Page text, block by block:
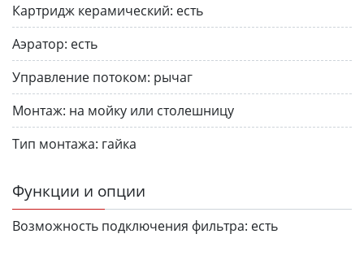
Картридж керамический: есть
Аэратор: есть
Управление потоком: рычаг
Монтаж: на мойку или столешницу
Тип монтажа: гайка
Функции и опции
Возможность подключения фильтра: есть